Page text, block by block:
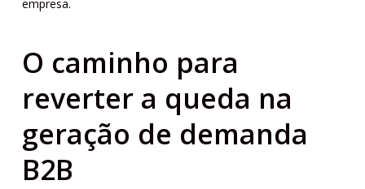
empresa.
O caminho para
reverter a queda na
geração de demanda
B2B